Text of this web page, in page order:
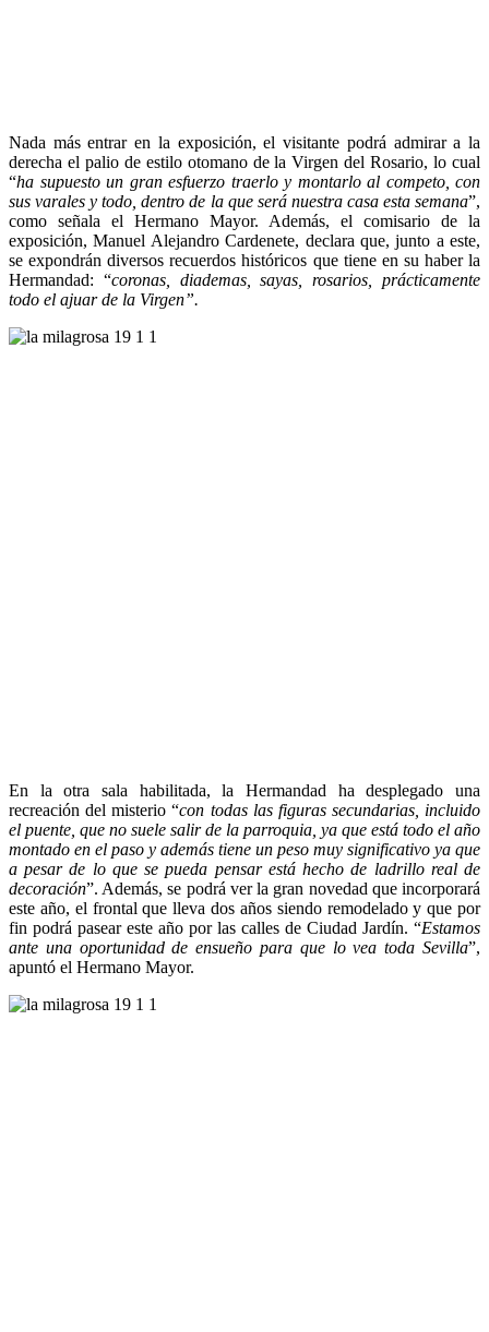
Nada más entrar en la exposición, el visitante podrá admirar a la
derecha el palio de estilo otomano de la Virgen del Rosario, lo cual
“ha supuesto un gran esfuerzo traerlo y montarlo al competo, con
sus varales y todo, dentro de la que será nuestra casa esta semana”,
como señala el Hermano Mayor. Además, el comisario de la
exposición, Manuel Alejandro Cardenete, declara que, junto a este,
se expondrán diversos recuerdos históricos que tiene en su haber la
Hermandad: “coronas, diademas, sayas, rosarios, prácticamente
todo el ajuar de la Virgen”.
En la otra sala habilitada, la Hermandad ha desplegado una
recreación del misterio “con todas las figuras secundarias, incluido
el puente, que no suele salir de la parroquia, ya que está todo el año
montado en el paso y además tiene un peso muy significativo ya que
a pesar de lo que se pueda pensar está hecho de ladrillo real de
decoración”. Además, se podrá ver la gran novedad que incorporará
este año, el frontal que lleva dos años siendo remodelado y que por
fin podrá pasear este año por las calles de Ciudad Jardín. “Estamos
ante una oportunidad de ensueño para que lo vea toda Sevilla”,
apuntó el Hermano Mayor.